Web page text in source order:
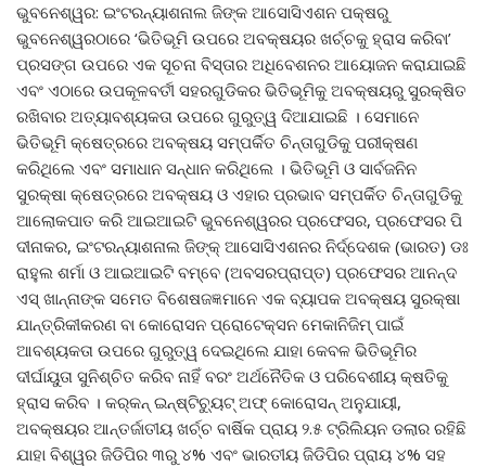
ଭୁବନେଶ୍ୱର: ଇଂଟରନ୍ୟାଶନାଲ ଜିଙ୍କ ଆସୋସିଏଶନ ପକ୍ଷରୁ
ଭୁବନେଶ୍ୱରଠାରେ ‘ଭିତିଭୂମି ଉପରେ ଅବକ୍ଷୟର ଖର୍ଚ୍ଚକୁ ହ୍ରାସ କରିବା’
ପ୍ରସଙ୍ଗ ଉପରେ ଏକ ସୂଚନା ବିସ୍ତାର ଅଧିବେଶନର ଆୟୋଜନ କରାଯାଇଛି
ଏବଂ ଏଠାରେ ଉପକୂଳବର୍ତୀ ସହରଗୁଡିକର ଭିତିଭୂମିକୁ ଅବକ୍ଷୟରୁ ସୁରକ୍ଷିତ
ରଖିବାର ଅତ୍ୟାବଶ୍ୟକତା ଉପରେ ଗୁରୁତ୍ୱ ଦିଆଯାଇଛି । ସେମାନେ
ଭିତିଭୂମି କ୍ଷେତ୍ରରେ ଅବକ୍ଷୟ ସମ୍ପର୍କିତ ଚିନ୍ତାଗୁଡିକୁ ପରୀକ୍ଷଣ
କରିଥିଲେ ଏବଂ ସମାଧାନ ସନ୍ଧାନ କରିଥିଲେ । ଭିତିଭୂମି ଓ ସାର୍ବଜନିନ
ସୁରକ୍ଷା କ୍ଷେତ୍ରରେ ଅବକ୍ଷୟ ଓ ଏହାର ପ୍ରଭାବ ସମ୍ପର୍କିତ ଚିନ୍ତାଗୁଡିକୁ
ଆଲୋକପାତ କରି ଆଇଆଇଟି ଭୁବନେଶ୍ୱରର ପ୍ରଫେସର, ପ୍ରଫେସର ପି
ଦୀନାକର, ଇଂଟରନ୍ୟାଶନାଲ ଜିଙ୍କ୍ ଆସୋସିଏଶନର ନିର୍ଦ୍ଦେଶକ (ଭାରତ) ଡଃ
ରାହୁଲ ଶର୍ମା ଓ ଆଇଆଇଟି ବମ୍ବେ (ଅବସରପ୍ରାପ୍ତ) ପ୍ରଫେସର ଆନନ୍ଦ
ଏସ୍ ଖାନ୍ନାଙ୍କ ସମେତ ବିଶେଷଜଜ୍ଞମାନେ ଏକ ବ୍ୟାପକ ଅବକ୍ଷୟ ସୁରକ୍ଷା
ଯାନ୍ତ୍ରିକୀକରଣ ବା କୋରୋସନ ପ୍ରୋଟେକ୍ସନ ମେକାନିଜିମ୍ ପାଇଁ
ଆବଶ୍ୟକତା ଉପରେ ଗୁରୁତ୍ୱ ଦେଇଥିଲେ ଯାହା କେବଳ ଭିତିଭୂମିର
ଦୀର୍ଘାୟୁତା ସୁନିଶ୍ଚିତ କରିବ ନାହିଁ ବରଂ ଅର୍ଥନୈତିକ ଓ ପରିବେଶୀୟ କ୍ଷତିକୁ
ହ୍ରାସ କରିବ । କର୍‌କନ୍ ଇନ୍‌ଷ୍ଟିଚ୍ୟୁଟ୍ ଅଫ୍ କୋରୋସନ୍ ଅନୁଯାୟୀ,
ଅବକ୍ଷୟର ଆନ୍ତର୍ଜାତୀୟ ଖର୍ଚ୍ଚ ବାର୍ଷିକ ପ୍ରାୟ ୨.୫ ଟ୍ରିଲିୟନ ଡଲାର ରହିଛି
ଯାହା ବିଶ୍ୱର ଜିଡିପିର ୩ରୁ ୪% ଏବଂ ଭାରତୀୟ ଜିଡିପିର ପ୍ରାୟ ୪% ସହ